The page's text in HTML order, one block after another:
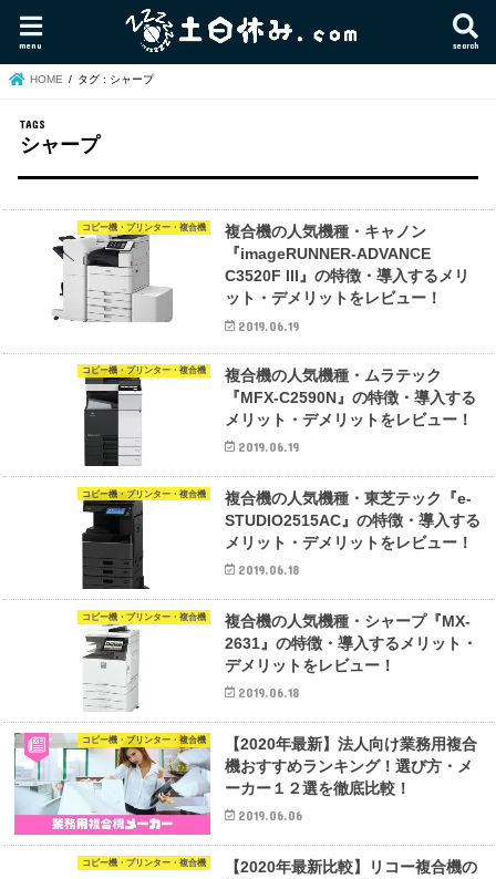
search
menu
HOME タグ : シャープ
シャープ
コピー機・プリンター・複合機
複合機の人気機種・キャノン
『imageRUNNER-ADVANCE
C3520F III』の特徴・導入するメリ
ット・デメリットをレビュー！
2019.06.19
コピー機・プリンター・複合機
複合機の人気機種・ムラテック
『MFX-C2590N』の特徴・導入する
メリット・デメリットをレビュー！
2019.06.19
コピー機・プリンター・複合機
複合機の人気機種・東芝テック『e-
STUDIO2515AC』の特徴・導入する
メリット・デメリットをレビュー！
2019.06.18
コピー機・プリンター・複合機
複合機の人気機種・シャープ『MX-
2631』の特徴・導入するメリット・
デメリットをレビュー！
2019.06.18
コピー機・プリンター・複合機
【2020年最新】法人向け業務用複合
機おすすめランキング！選び方・メ
ーカー１２選を徹底比較！
2019.06.06
コピー機・プリンター・複合機
【2020年最新比較】リコー複合機の